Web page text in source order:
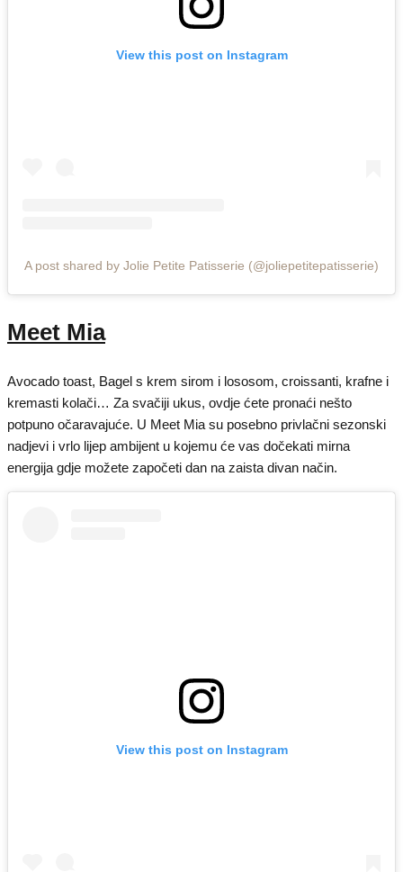
View this post on Instagram
A post shared by Jolie Petite Patisserie (@joliepetitepatisserie)
Meet Mia
Avocado toast, Bagel s krem sirom i lososom, croissanti, krafne i
kremasti kolači… Za svačiji ukus, ovdje ćete pronaći nešto
potpuno očaravajuće. U Meet Mia su posebno privlačni sezonski
nadjevi i vrlo lijep ambijent u kojemu će vas dočekati mirna
energija gdje možete započeti dan na zaista divan način.
View this post on Instagram